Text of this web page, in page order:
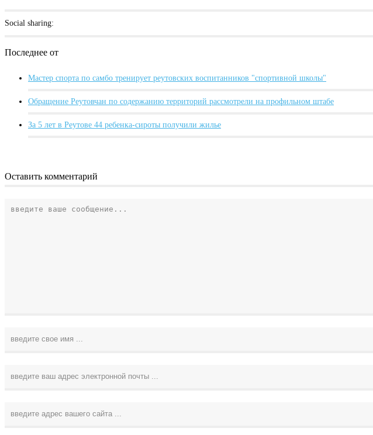
Social sharing:
Последнее от
Мастер спорта по самбо тренирует реутовских воспитанников "спортивной школы"
Обращение Реутовчан по содержанию территорий рассмотрели на профильном штабе
За 5 лет в Реутове 44 ребенка-сироты получили жилье
Оставить комментарий